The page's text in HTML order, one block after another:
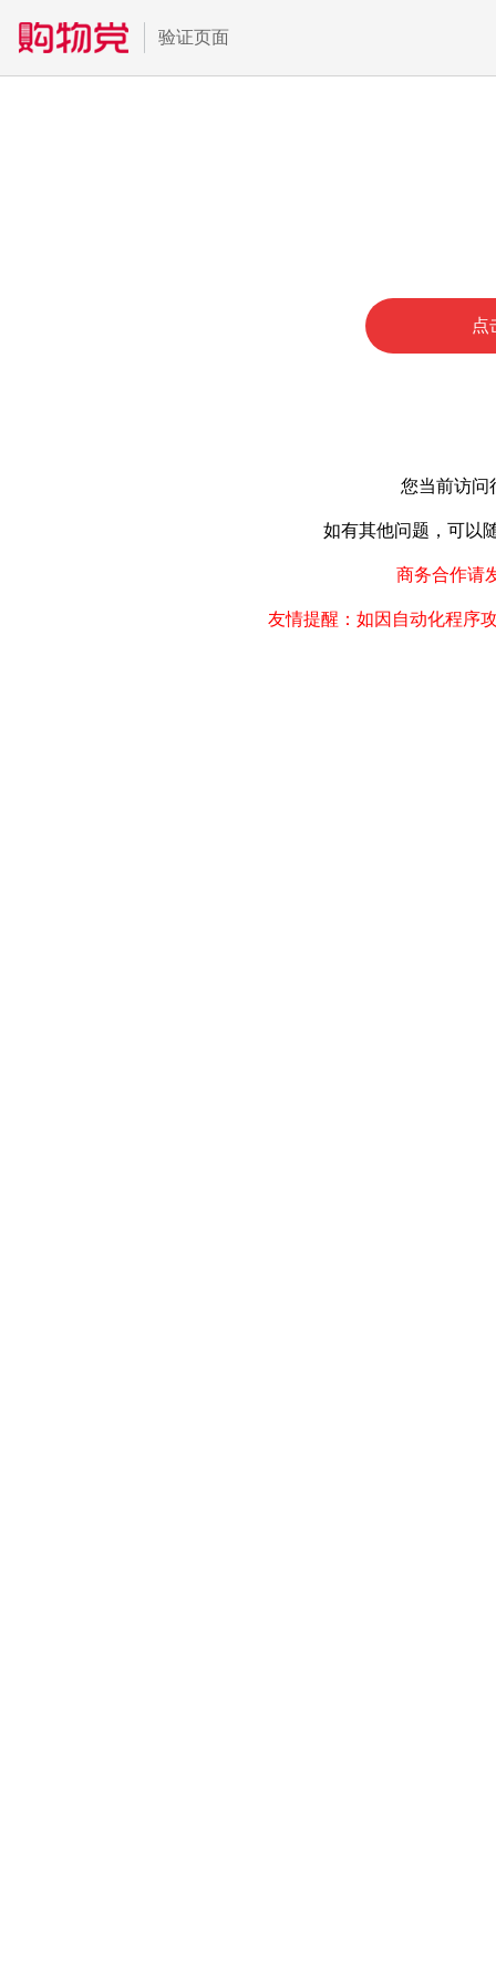
验证页面
点
您当前访问
如有其他问题，可以
商务合作请
友情提醒：如因自动化程序